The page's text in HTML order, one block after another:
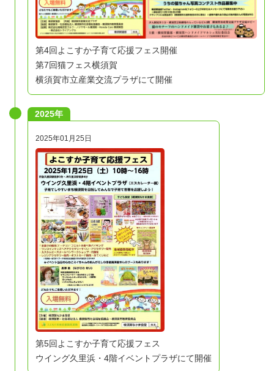
第4回よこすか子育て応援フェス開催
第7回猫フェス横須賀
横須賀市立産業交流プラザにて開催
2025年
2025年01月25日
第5回よこすか子育て応援フェス
ウイング久里浜・4階イベントプラザにて開催